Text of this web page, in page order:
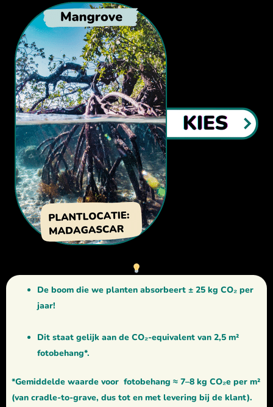
De boom die we planten absorbeert ± 25 kg CO₂ per
jaar!
Dit staat gelijk aan de CO₂-equivalent van 2,5 m²
fotobehang*.
*Gemiddelde waarde voor fotobehang ≈ 7–8 kg CO₂e per m²
(van cradle-to-grave, dus tot en met levering bij de klant).